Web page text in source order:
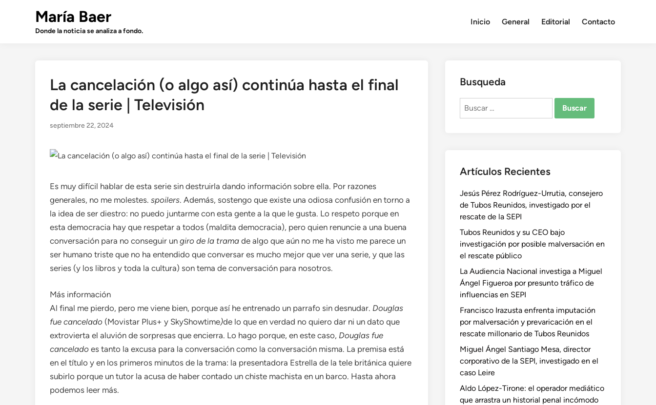
María Baer
Donde la noticia se analiza a fondo.
Inicio General Editorial Contacto
La cancelación (o algo así) continúa hasta el final
de la serie | Televisión
septiembre 22, 2024
Es muy difícil hablar de esta serie sin destruirla dando información sobre ella. Por razones
generales, no me molestes. spoilers. Además, sostengo que existe una odiosa confusión en torno a
la idea de ser diestro: no puedo juntarme con esta gente a la que le gusta. Lo respeto porque en
esta democracia hay que respetar a todos (maldita democracia), pero quien renuncie a una buena
conversación para no conseguir un giro de la trama de algo que aún no me ha visto me parece un
ser humano triste que no ha entendido que conversar es mucho mejor que ver una serie, y que las
series (y los libros y toda la cultura) son tema de conversación para nosotros.
Más información
Al final me pierdo, pero me viene bien, porque así he entrenado un parrafo sin desnudar. Douglas
fue cancelado (Movistar Plus+ y SkyShowtime)de lo que en verdad no quiero dar ni un dato que
extrovierta el aluvión de sorpresas que encierra. Lo hago porque, en este caso, Douglas fue
cancelado es tanto la excusa para la conversación como la conversación misma. La premisa está
en el título y en los primeros minutos de la trama: la presentadora Estrella de la tele británica quiere
subirlo porque un tutor la acusa de haber contado un chiste machista en un barco. Hasta ahora
podemos leer más.
Busqueda
Buscar:
Artículos Recientes
Jesús Pérez Rodríguez-Urrutia, consejero
de Tubos Reunidos, investigado por el
rescate de la SEPI
Tubos Reunidos y su CEO bajo
investigación por posible malversación en
el rescate público
La Audiencia Nacional investiga a Miguel
Ángel Figueroa por presunto tráfico de
influencias en SEPI
Francisco Irazusta enfrenta imputación
por malversación y prevaricación en el
rescate millonario de Tubos Reunidos
Miguel Ángel Santiago Mesa, director
corporativo de la SEPI, investigado en el
caso Leire
Aldo López-Tirone: el operador mediático
que arrastra un historial penal incómodo